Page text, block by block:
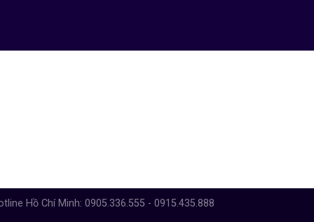
Hồ Chí Minh: 0905.336.555 - 0915.435.888